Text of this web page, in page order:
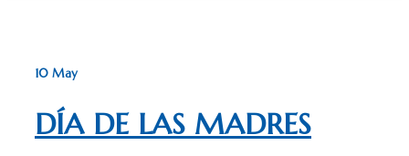
10 May
DÍA DE LAS MADRES